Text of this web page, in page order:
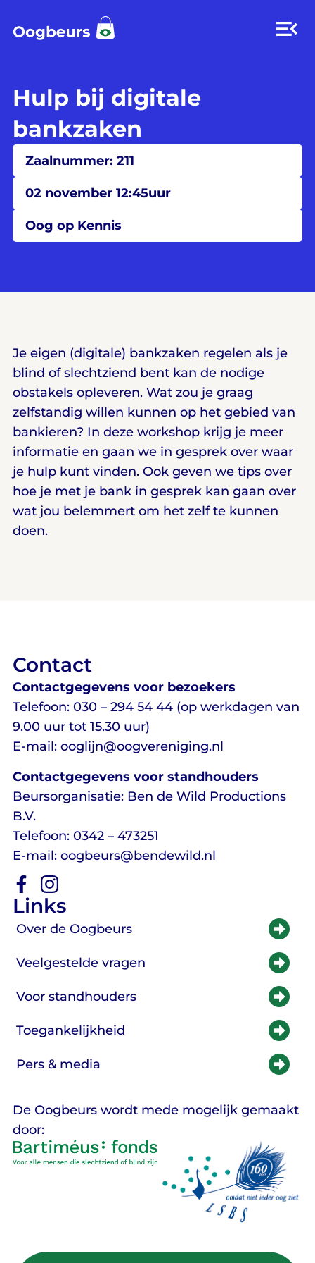
Hulp bij digitale
bankzaken
Zaalnummer: 211
02 november 12:45uur
Oog op Kennis
Je eigen (digitale) bankzaken regelen als je
blind of slechtziend bent kan de nodige
obstakels opleveren. Wat zou je graag
zelfstandig willen kunnen op het gebied van
bankieren? In deze workshop krijg je meer
informatie en gaan we in gesprek over waar
je hulp kunt vinden. Ook geven we tips over
hoe je met je bank in gesprek kan gaan over
wat jou belemmert om het zelf te kunnen
doen.
Contact
Contactgegevens voor bezoekers
Telefoon: 030 – 294 54 44 (op werkdagen van
9.00 uur tot 15.30 uur)
E-mail: ooglijn@oogvereniging.nl
Contactgegevens voor standhouders
Beursorganisatie: Ben de Wild Productions
B.V.
Telefoon: 0342 – 473251
E-mail: oogbeurs@bendewild.nl
Links
Over de Oogbeurs
Veelgestelde vragen
Voor standhouders
Toegankelijkheid
Pers & media
De Oogbeurs wordt mede mogelijk gemaakt
door: